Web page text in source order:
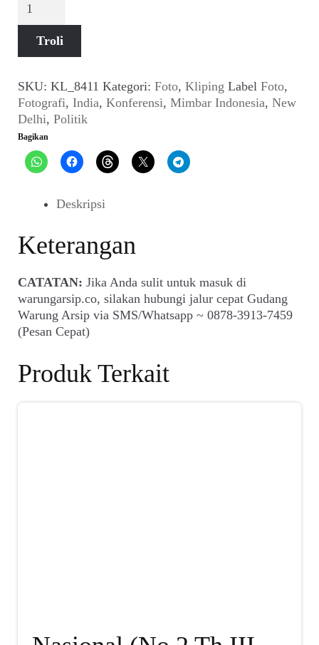
Foto
Konferensi
New
India
(MIMBAR
Indonesia_No.
13,
Maret
Troli
SKU:KL_8411 Kategori:Foto,Kliping LabelFoto,
Fotografi,India,Konferensi,Mimbar Indonesia,New
Delhi,Politik
Bagikan
Deskripsi
Keterangan
CATATAN: Jika Anda sulit untuk masuk di
warungarsip.co, silakan hubungi jalur cepat Gudang
Warung Arsip via SMS/Whatsapp ~ 0878-3913-7459
(Pesan Cepat)
Produk Terkait